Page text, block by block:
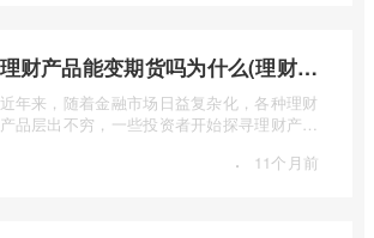
理财产品能变期货吗为什么(理财产品能变期货吗为什么不能买)
近年来，随着金融市场日益复杂化，各种理财
产品层出不穷，一些投资者开始探寻理财产品
· 11个月前